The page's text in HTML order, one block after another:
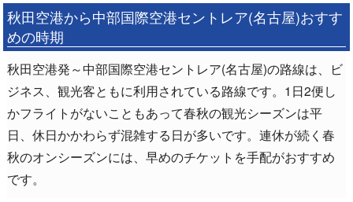
秋田空港から中部国際空港セントレア(名古屋)おすす
めの時期
秋田空港発～中部国際空港セントレア(名古屋)の路線は、ビ
ジネス、観光客ともに利用されている路線です。1日2便し
かフライトがないこともあって春秋の観光シーズンは平
日、休日かかわらず混雑する日が多いです。連休が続く春
秋のオンシーズンには、早めのチケットを手配がおすすめ
です。